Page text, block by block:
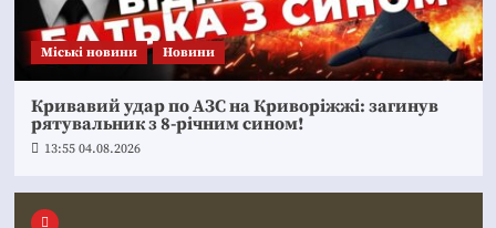
Mіські новини Новини
Кривавий удар по АЗС на Криворіжжі: загинув
рятувальник з 8-річним сином!
13:55 04.08.2026